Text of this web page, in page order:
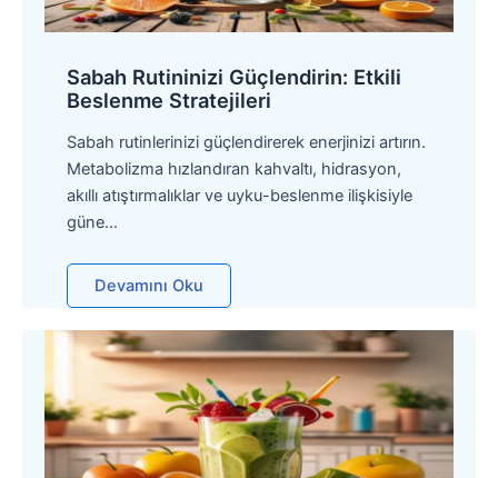
Sabah Rutininizi Güçlendirin: Etkili
Beslenme Stratejileri
Sabah rutinlerinizi güçlendirerek enerjinizi artırın.
Metabolizma hızlandıran kahvaltı, hidrasyon,
akıllı atıştırmalıklar ve uyku-beslenme ilişkisiyle
güne…
Devamını Oku